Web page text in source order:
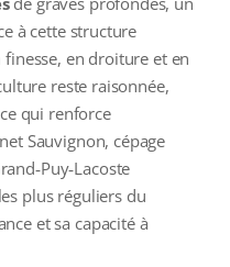
à cette structure
en droiture et en
reste raisonnée,
qui renforce
Sauvignon, cépage
plus réguliers du
et sa capacité à